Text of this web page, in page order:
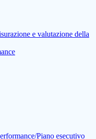
e valutazione della
Piano esecutivo